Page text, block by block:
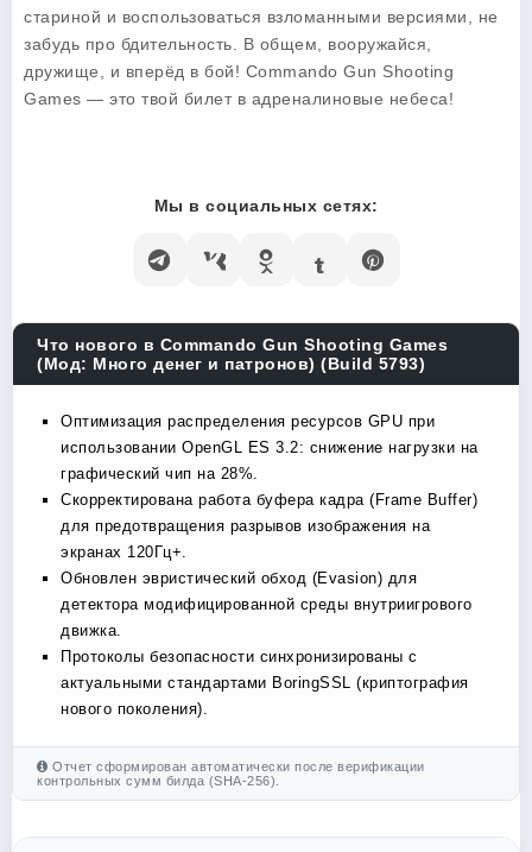
стариной и воспользоваться взломанными версиями, не
забудь про бдительность. В общем, вооружайся,
дружище, и вперёд в бой! Commando Gun Shooting
Games — это твой билет в адреналиновые небеса!
Мы в социальных сетях:
Что нового в Commando Gun Shooting Games
(Мод: Много денег и патронов) (Build 5793)
Оптимизация распределения ресурсов GPU при
использовании OpenGL ES 3.2: снижение нагрузки на
графический чип на 28%.
Скорректирована работа буфера кадра (Frame Buffer)
для предотвращения разрывов изображения на
экранах 120Гц+.
Обновлен эвристический обход (Evasion) для
детектора модифицированной среды внутриигрового
движка.
Протоколы безопасности синхронизированы с
актуальными стандартами BoringSSL (криптография
нового поколения).
Отчет сформирован автоматически после верификации
контрольных сумм билда (SHA-256).